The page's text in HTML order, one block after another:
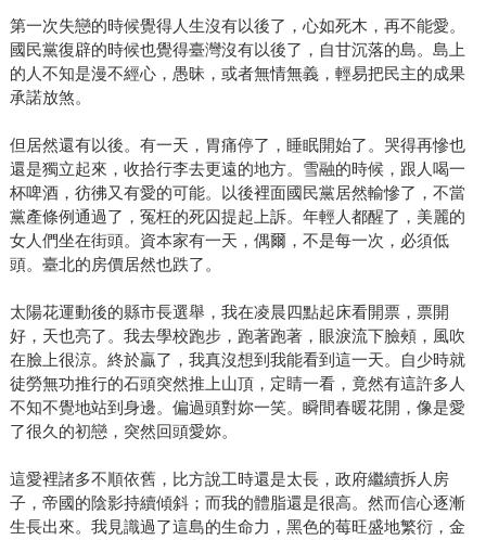
第一次失戀的時候覺得人生沒有以後了，心如死木，再不能愛。
國民黨復辟的時候也覺得臺灣沒有以後了，自甘沉落的島。島上
的人不知是漫不經心，愚昧，或者無情無義，輕易把民主的成果
承諾放煞。
但居然還有以後。有一天，胃痛停了，睡眠開始了。哭得再慘也
還是獨立起來，收拾行李去更遠的地方。雪融的時候，跟人喝一
杯啤酒，彷彿又有愛的可能。以後裡面國民黨居然輸慘了，不當
黨產條例通過了，冤枉的死囚提起上訴。年輕人都醒了，美麗的
女人們坐在街頭。資本家有一天，偶爾，不是每一次，必須低
頭。臺北的房價居然也跌了。
太陽花運動後的縣市長選舉，我在凌晨四點起床看開票，票開
好，天也亮了。我去學校跑步，跑著跑著，眼淚流下臉頰，風吹
在臉上很涼。終於贏了，我真沒想到我能看到這一天。自少時就
徒勞無功推行的石頭突然推上山頂，定睛一看，竟然有這許多人
不知不覺地站到身邊。偏過頭對妳一笑。瞬間春暖花開，像是愛
了很久的初戀，突然回頭愛妳。
這愛裡諸多不順依舊，比方說工時還是太長，政府繼續拆人房
子，帝國的陰影持續傾斜；而我的體脂還是很高。然而信心逐漸
生長出來。我見識過了這島的生命力，黑色的莓旺盛地繁衍，金